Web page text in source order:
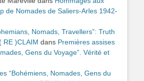
de Nomades de Saliers-Arles 1942-
Nomads, Travellers”: Truth
)CLAIM dans Premières assises
Gens du Voyage”. Vérité et
“Bohémiens, Nomades, Gens du